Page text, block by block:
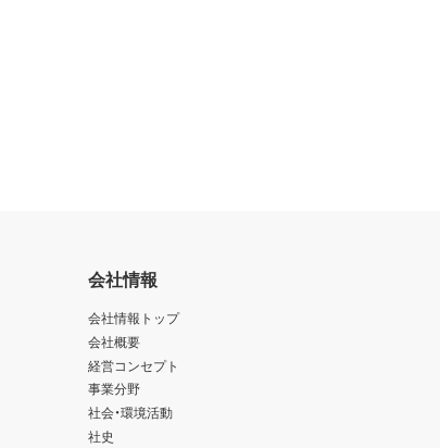
会社情報
会社情報トップ
会社概要
経営コンセプト
事業分野
社会・環境活動
社史